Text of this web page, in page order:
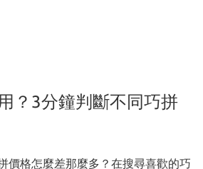
？3分鐘判斷不同巧拼
價格怎麼差那麼多？在搜尋喜歡的巧